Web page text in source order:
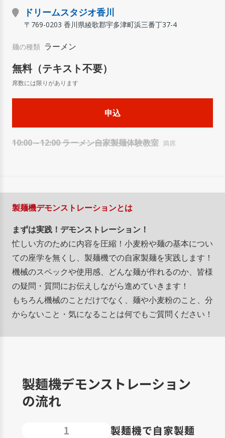
ドリームスタジオ香川
〒769-0203 香川県綾歌郡宇多津町浜三番丁37-4
麺の種類 ラーメン
無料（テキスト不要）
10:00～12:00 ラーメン自家製麺体験教室
製麺機デモンストレーションとは
まずは実践！デモンストレーション！
忙しい方のために内容を圧縮！小麦粉や麺の基本につい
ての座学を無くし、製麺機での自家製麺を実践します！
機械のスペックや使用感、どんな麺が作れるのか、皆様
の疑問・質問にお伝えしながら進めていきます！
もちろん機械のことだけでなく、麺や小麦粉のこと、分
からないこと・気になることは何でもご質問ください！
製麺機デモンストレーション
の流れ
1
製麺機で自家製麺